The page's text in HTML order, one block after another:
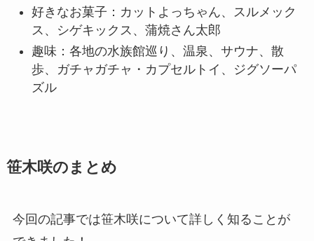
好きなお菓子：カットよっちゃん、スルメック
ス、シゲキックス、蒲焼さん太郎
趣味：各地の水族館巡り、温泉、サウナ、散
歩、ガチャガチャ・カプセルトイ、ジグソーパ
ズル
笹木咲のまとめ
今回の記事では笹木咲について詳しく知ることが